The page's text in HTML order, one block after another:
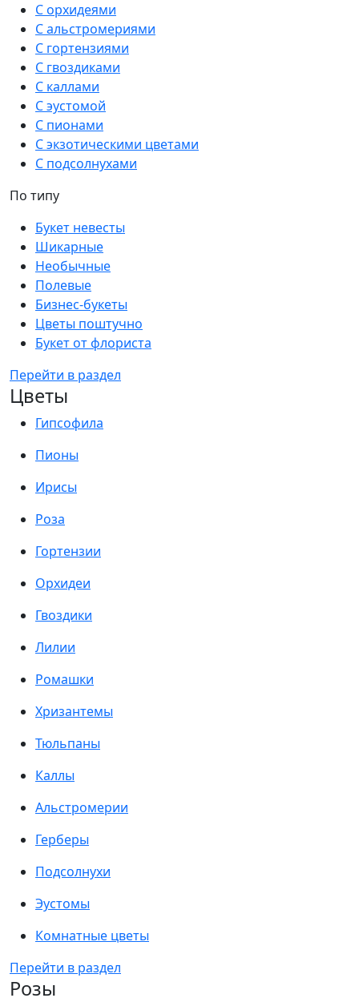
С орхидеями
С альстромериями
С гортензиями
С гвоздиками
С каллами
С эустомой
С пионами
С экзотическими цветами
С подсолнухами
По типу
Букет невесты
Шикарные
Необычные
Полевые
Бизнес-букеты
Цветы поштучно
Букет от флориста
Перейти в раздел
Цветы
Гипсофила
Пионы
Ирисы
Роза
Гортензии
Орхидеи
Гвоздики
Лилии
Ромашки
Хризантемы
Тюльпаны
Каллы
Альстромерии
Герберы
Подсолнухи
Эустомы
Комнатные цветы
Перейти в раздел
Розы